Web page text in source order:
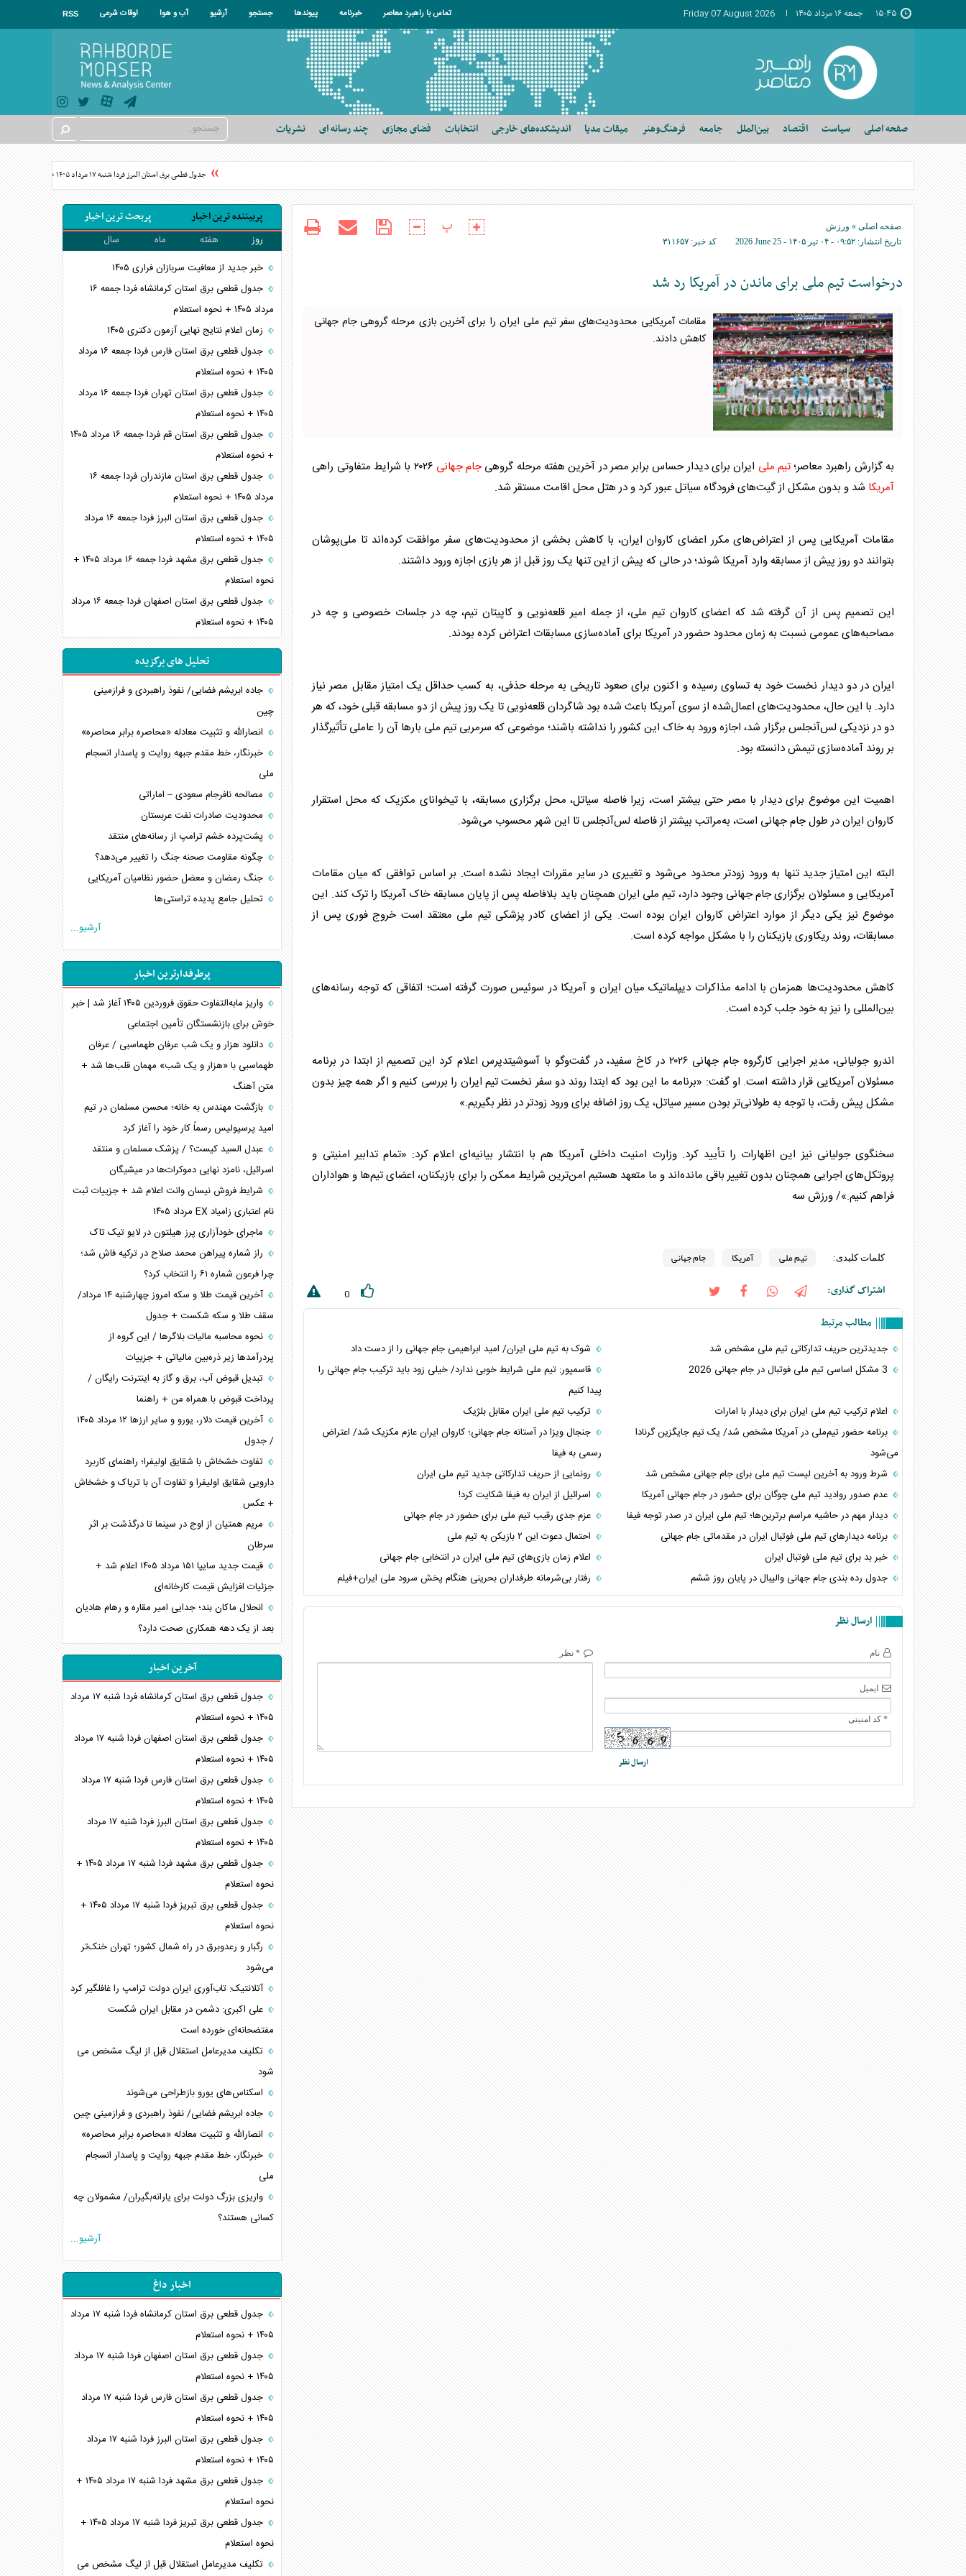
۱۵:۴۵ جمعه ۱۶ مرداد ۱۴۰۵ Friday 07 August 2026 تماس با راهبرد معاصر خبرنامه پیوندها جستجو آرشیو آب و هوا اوقات شرعی RSS
صفحه اصلی سیاست اقتصاد بین‌الملل جامعه فرهنگ‌وهنر میقات مدیا اندیشکده‌های خارجی انتخابات فضای مجازی چند رسانه ای نشریات
جدول قطعی برق استان البرز فردا شنبه ۱۷ مرداد ۱۴۰۵ + نحوه استعلام
صفحه اصلی » ورزش
تاریخ انتشار: ۰۹:۵۲ - ۰۴ تير ۱۴۰۵ - 2026 June 25 کد خبر: ۳۱۱۶۵۷
پ
درخواست تیم ملی برای ماندن در آمریکا رد شد
مقامات آمریکایی محدودیت‌های سفر تیم ملی ایران را برای آخرین بازی مرحله گروهی جام جهانی
کاهش دادند.
به گزارش راهبرد معاصر؛تیم ملی ایران برای دیدار حساس برابر مصر در آخرین هفته مرحله گروهیجام جهانی
آمریکا شد و بدون مشکل از گیت‌های فرودگاه سیاتل عبور کرد و در هتل محل اقامت مستقر شد.
مقامات آمریکایی پس از اعتراض‌های مکرر اعضای کاروان ایران، با کاهش بخشی از محدودیت‌های سفر موافقت کرده‌اند تا ملی‌پوشان
بتوانند دو روز پیش از مسابقه وارد آمریکا شوند؛ در حالی که پیش از این تنها یک روز قبل از هر بازی اجازه ورود داشتند.
این تصمیم پس از آن گرفته شد که اعضای کاروانتیم ملی، از جمله امیر قلعه‌نویی و کاپیتان تیم، چه در جلسات خصوصی و چه در
مصاحبه‌های عمومی نسبت به زمان محدود حضور درآمریکا برای آماده‌سازی مسابقات اعتراض کرده بودند.
ایران در دو دیدار نخست خود به تساوی رسیده و اکنون برای صعود تاریخی به مرحله حذفی، به کسب حداقل یک امتیاز مقابل مصر نیاز
دارد. با این حال، محدودیت‌های اعمال‌شده از سویآمریکا باعث شده بود شاگردان قلعه‌نویی تا یک روز پیش از دو مسابقه قبلی خود، که هر
دو در نزدیکی لس‌آنجلس برگزار شد، اجازه ورود به خاک این کشور را نداشته باشند؛ موضوعی که سرمربی تیم ملی بار‌ها آن را عاملی تأثیرگذار
بر روند آماده‌سازی تیمش دانسته بود.
اهمیت این موضوع برای دیدار با مصر حتی بیشتر است، زیرا فاصله سیاتل، محل برگزاری مسابقه، با تیخوانای مکزیک که محل استقرار
کاروان ایران در طولجام جهانی است، به‌مراتب بیشتر از فاصله لس‌آنجلس تا این شهر محسوب می‌شود.
البته این امتیاز جدید تنها به ورود زودتر محدود می‌شود و تغییری در سایر مقررات ایجاد نشده است. بر اساس توافقی که میان مقامات
آمریکایی و مسئولان برگزاریجام جهانی وجود دارد، تیم ملی ایران همچنان باید بلافاصله پس از پایان مسابقه خاک آمریکا را ترک کند. این
موضوع نیز یکی دیگر از موارد اعتراض کاروان ایران بوده است. یکی از اعضای کادر پزشکیتیم ملی معتقد است خروج فوری پس از
مسابقات، روند ریکاوری بازیکنان را با مشکل مواجه کرده است.
کاهش محدودیت‌ها همزمان با ادامه مذاکرات دیپلماتیک میان ایران و آمریکا در سوئیس صورت گرفته است؛ اتفاقی که توجه رسانه‌های
بین‌المللی را نیز به خود جلب کرده است.
اندرو جولیانی، مدیر اجرایی کارگروهجام جهانی
۲۰۲۶ در کاخ سفید، در گفت‌و‌گو با آسوشیتدپرس اعلام کرد این تصمیم از ابتدا در برنامه
مسئولانآمریکایی قرار داشته است. او گفت: «برنامه ما این بود که ابتدا روند دو سفر نخست تیم ایران را بررسی کنیم و اگر همه چیز بدون
مشکل پیش رفت، با توجه به طولانی‌تر بودن مسیر سیاتل، یک روز اضافه برای ورود زودتر در نظر بگیریم.»
سخنگوی جولیانی نیز این اظهارات را تأیید کرد. وزارت امنیت داخلی آمریکا هم با انتشار بیانیه‌ای اعلام کرد: «تمام تدابیر امنیتی و
پروتکل‌های اجرایی همچنان بدون تغییر باقی مانده‌اند و ما متعهد هستیم امن‌ترین شرایط ممکن را برای بازیکنان، اعضای تیم‌ها و هواداران
فراهم کنیم.»/ ورزش سه
کلمات کلیدی: تیم ملی آمریکا جام جهانی
اشتراک گذاری: 0
مطالب مرتبط
جدیدترین حریف تدارکاتی تیم ملی مشخص شد
شوک به تیم ملی ایران/ امید ابراهیمی جام جهانی را از دست داد
قاسمپور: تیم ملی شرایط خوبی ندارد/ خیلی زود باید ترکیب جام جهانی را
پیدا کنیم
اعلام ترکیب تیم ملی ایران برای دیدار با امارات
ترکیب تیم ملی ایران مقابل بلژیک
برنامه حضور تیم‌ملی در آمریکا مشخص شد/ یک تیم جایگزین گرنادا
می‌شود
جنجال ویزا در آستانه جام جهانی؛ کاروان ایران عازم مکزیک شد/ اعتراض
رسمی به فیفا
شرط ورود به آخرین لیست تیم ملی برای جام جهانی مشخص شد
رونمایی از حریف تدارکاتی جدید تیم ملی ایران
عدم صدور روادید تیم ملی چوگان برای حضور در جام جهانی آمریکا
اسرائیل از ایران به فیفا شکایت کرد!
دیدار مهم در حاشیه مراسم برترین‌ها؛ تیم ملی ایران در صدر توجه فیفا
عزم جدی رقیب تیم ملی برای حضور در جام جهانی
برنامه دیدار‌های تیم ملی فوتبال ایران در مقدماتی جام جهانی
احتمال دعوت این ۲ بازیکن به تیم ملی
خبر بد برای تیم ملی فوتبال ایران
اعلام زمان بازی‌های تیم ملی ایران در انتخابی جام جهانی
جدول رده بندی جام جهانی والیبال در پایان روز ششم
رفتار بی‌شرمانه طرفداران بحرینی هنگام پخش سرود ملی ایران+فیلم
ارسال نظر
نام
ایمیل
* کد امنیتی
* نظر
پربیننده ترین اخبار پربحث ترین اخبار
روز هفته ماه
سال
خبر جدید از معافیت سربازان فراری ۱۴۰۵
جدول قطعی برق استان کرمانشاه فردا جمعه ۱۶
مرداد ۱۴۰۵ + نحوه استعلام
زمان اعلام نتایج نهایی آزمون دکتری ۱۴۰۵
جدول قطعی برق استان فارس فردا جمعه ۱۶ مرداد
۱۴۰۵ + نحوه استعلام
جدول قطعی برق استان تهران فردا جمعه ۱۶ مرداد
۱۴۰۵ + نحوه استعلام
جدول قطعی برق استان قم فردا جمعه ۱۶ مرداد ۱۴۰۵
+ نحوه استعلام
جدول قطعی برق استان مازندران فردا جمعه ۱۶
مرداد ۱۴۰۵ + نحوه استعلام
جدول قطعی برق استان البرز فردا جمعه ۱۶ مرداد
۱۴۰۵ + نحوه استعلام
جدول قطعی برق مشهد فردا جمعه ۱۶ مرداد ۱۴۰۵ +
نحوه استعلام
جدول قطعی برق استان اصفهان فردا جمعه ۱۶ مرداد
۱۴۰۵ + نحوه استعلام
تحلیل های برگزیده
جاده ابریشم فضایی/ نفوذ راهبردی و فرازمینی
چین
انصارالله و تثبیت معادله «محاصره برابر محاصره»
خبرنگار، خط مقدم جبهه روایت و پاسدار انسجام
ملی
مصالحه نافرجام سعودی – اماراتی
محدودیت صادرات نفت عربستان
پشت‌پرده خشم ترامپ از رسانه‌های منتقد
چگونه مقاومت صحنه جنگ را تغییر می‌دهد؟
جنگ رمضان و معضل حضور نظامیان آمریکایی
تحلیل جامع پدیده تراستی‌ها
غرب
اربعین، کابوس مشترک تل‌آویو-واشنگتن
برنامه هفتم توسعه در نقطه کور سیاستگذاری
کنوانسیون دریای خزر در راستای منافع ملی است؟
اوکراین بازوی مخرب آمریکا در غرب آسیا
اهمیت راهبردی اردن برای آمریکا
پیام، ظرفیت بالفعل‌نشده تجارت ایران
همسویی عربستان با سنتکام علیه متحدان ایران
ترامپ و توهم خلع سلاح حماس
چرا کویت به دنبال شریک امنیتی جدید است؟
آرشیو...
پرطرفدارترین اخبار
واریز مابه‌التفاوت حقوق فروردین ۱۴۰۵ آغاز شد | خبر
خوش برای بازنشستگان تأمین اجتماعی
دانلود هزار و یک شب عرفان طهماسبی / عرفان
طهماسبی با «هزار و یک شب» مهمان قلب‌ها شد +
متن آهنگ
بازگشت مهندس به خانه؛ محسن مسلمان در تیم
امید پرسپولیس رسماً کار خود را آغاز کرد
عبدل السید کیست؟ / پزشک مسلمان و منتقد
اسرائیل، نامزد نهایی دموکرات‌ها در میشیگان
شرایط فروش نیسان وانت اعلام شد + جزییات ثبت
نام اعتباری زامیاد EX مرداد ۱۴۰۵
ماجرای خودآزاری پرز هیلتون در لایو تیک تاک
راز شماره پیراهن محمد صلاح در ترکیه فاش شد؛
چرا فرعون شماره ۶۱ را انتخاب کرد؟
آخرین قیمت طلا و سکه امروز چهارشنبه ۱۴ مرداد/
سقف طلا و سکه شکست + جدول
نحوه محاسبه مالیات بلاگر‌ها / این گروه از
پردرآمد‌ها زیر ذره‌بین مالیاتی + جزییات
تبدیل قبوض آب، برق و گاز به اینترنت رایگان /
پرداخت قبوض با همراه من + راهنما
آخرین قیمت دلار، یورو و سایر ارز‌ها ۱۲ مرداد ۱۴۰۵
/ جدول
تفاوت خشخاش با شقایق اولیفرا؛ راهنمای کاربرد
دارویی شقایق اولیفرا و تفاوت آن با تریاک و خشخاش
+ عکس
مریم همتیان از اوج در سینما تا درگذشت بر اثر
سرطان
قیمت جدید سایپا ۱۵۱ مرداد ۱۴۰۵ اعلام شد +
جزئیات افزایش قیمت کارخانه‌ای
انحلال ماکان بند؛ جدایی امیر مقاره و رهام هادیان
بعد از یک دهه همکاری صحت دارد؟
آخرین اخبار
جدول قطعی برق استان کرمانشاه فردا شنبه ۱۷ مرداد
۱۴۰۵ + نحوه استعلام
جدول قطعی برق استان اصفهان فردا شنبه ۱۷ مرداد
۱۴۰۵ + نحوه استعلام
جدول قطعی برق استان فارس فردا شنبه ۱۷ مرداد
۱۴۰۵ + نحوه استعلام
جدول قطعی برق استان البرز فردا شنبه ۱۷ مرداد
۱۴۰۵ + نحوه استعلام
جدول قطعی برق مشهد فردا شنبه ۱۷ مرداد ۱۴۰۵ +
نحوه استعلام
جدول قطعی برق تبریز فردا شنبه ۱۷ مرداد ۱۴۰۵ +
نحوه استعلام
رگبار و رعدوبرق در راه شمال کشور؛ تهران خنک‌تر
می‌شود
آتلانتیک: تاب‌آوری ایران دولت ترامپ را غافلگیر کرد
علی اکبری: دشمن در مقابل ایران شکست
مفتضحانه‌ای خورده است
تکلیف مدیرعامل استقلال قبل از لیگ مشخص می
شود
اسکناس‌های یورو بازطراحی می‌شوند
جاده ابریشم فضایی/ نفوذ راهبردی و فرازمینی چین
انصارالله و تثبیت معادله «محاصره برابر محاصره»
خبرنگار، خط مقدم جبهه روایت و پاسدار انسجام
ملی
واریزی بزرگ دولت برای یارانه‌بگیران/ مشمولان چه
کسانی هستند؟
آرشیو...
اخبار داغ
جدول قطعی برق استان کرمانشاه فردا شنبه ۱۷ مرداد
۱۴۰۵ + نحوه استعلام
جدول قطعی برق استان اصفهان فردا شنبه ۱۷ مرداد
۱۴۰۵ + نحوه استعلام
جدول قطعی برق استان فارس فردا شنبه ۱۷ مرداد
۱۴۰۵ + نحوه استعلام
جدول قطعی برق استان البرز فردا شنبه ۱۷ مرداد
۱۴۰۵ + نحوه استعلام
جدول قطعی برق مشهد فردا شنبه ۱۷ مرداد ۱۴۰۵ +
نحوه استعلام
جدول قطعی برق تبریز فردا شنبه ۱۷ مرداد ۱۴۰۵ +
نحوه استعلام
تکلیف مدیرعامل استقلال قبل از لیگ مشخص می